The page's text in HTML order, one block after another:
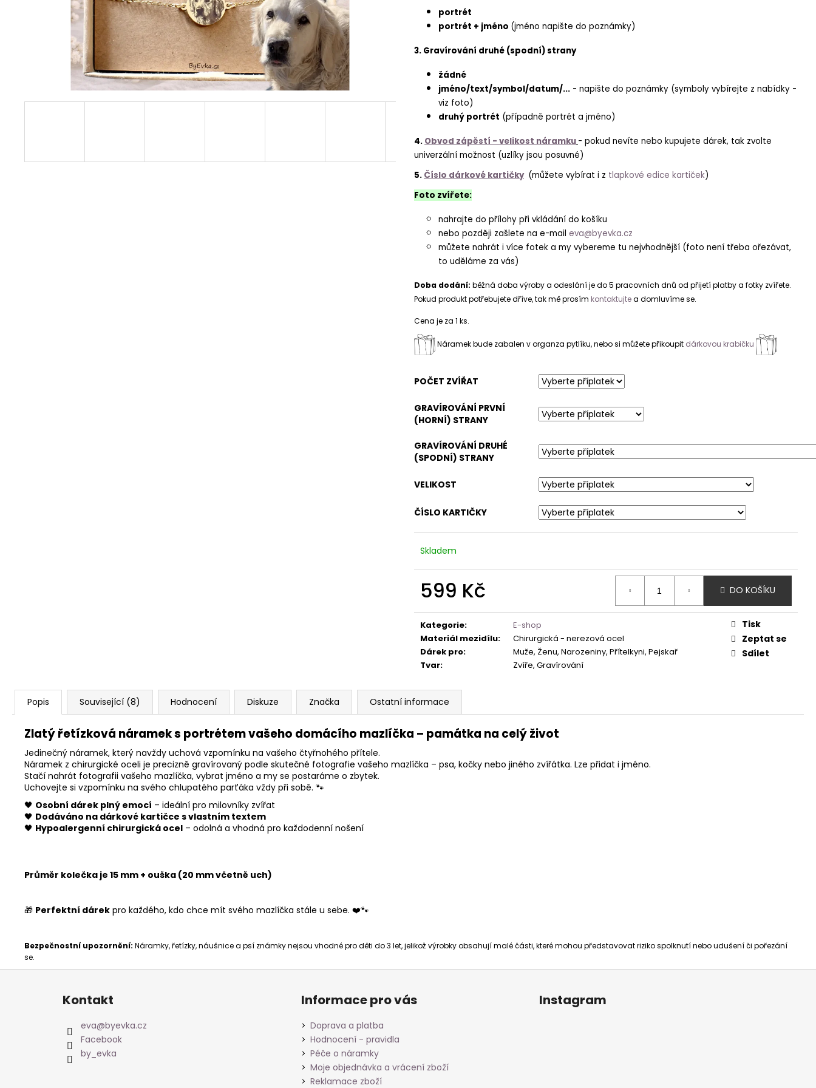
portrét
portrét + jméno (jméno napište do poznámky)
3. Gravírování druhé (spodní) strany
žádné
jméno/text/symbol/datum/... - napište do poznámky (symboly vybírejte z nabídky -
viz foto)
druhý portrét (případně portrét a jméno)
4. Obvod zápěstí - velikost náramku - pokud nevíte nebo kupujete dárek, tak zvolte
univerzální možnost (uzlíky jsou posuvné)
5. Číslo dárkové kartičky (můžete vybírat i z tlapkové edice kartiček)
Foto zvířete:
nahrajte do přílohy při vkládání do košíku
nebo později zašlete na e-mail eva@byevka.cz
můžete nahrát i více fotek a my vybereme tu nejvhodnější (foto není třeba ořezávat,
to uděláme za vás)
Doba dodání: běžná doba výroby a odeslání je do 5 pracovních dnů od přijetí platby a fotky zvířete.
Pokud produkt potřebujete dříve, tak mě prosím kontaktujtea domluvíme se.
Cena je za 1 ks.
Náramek bude zabalen v organza pytlíku, nebo si můžete přikoupit dárkovou krabičku
POČET ZVÍŘAT
GRAVÍROVÁNÍ PRVNÍ
(HORNÍ) STRANY
GRAVÍROVÁNÍ DRUHÉ
(SPODNÍ) STRANY
VELIKOST
ČÍSLO KARTIČKY
Skladem
599 Kč
cena:
DO KOŠÍKU
Kategorie:
E-shop
Materiál mezidílu:
Chirurgická - nerezová ocel
Dárek pro:
Muže, Ženu, Narozeniny, Přítelkyni, Pejskař
Tvar: Zvíře, Gravírování
Tisk
Zeptat se
Sdílet
Popis Související (8) Hodnocení Diskuze Značka Ostatní informace
Zlatý řetízková náramek s portrétem vašeho domácího mazlíčka – památka na celý život
Jedinečný náramek, který navždy uchová vzpomínku na vašeho čtyřnohého přítele.
Náramek z chirurgické oceli je precizně gravírovaný podle skutečné fotografie vašeho mazlíčka – psa, kočky nebo jiného zvířátka. Lze přidat i jméno.
Stačí nahrát fotografii vašeho mazlíčka, vybrat jméno a my se postaráme o zbytek.
Uchovejte si vzpomínku na svého chlupatého parťáka vždy při sobě. 🐾
🖤 Osobní dárek plný emocí – ideální pro milovníky zvířat
🖤 Dodáváno na dárkové kartičce s vlastním textem
🖤 Hypoalergenní chirurgická ocel – odolná a vhodná pro každodenní nošení
Průměr kolečka je 15 mm + ouška (20 mm včetně uch)
🎁 Perfektní dárek pro každého, kdo chce mít svého mazlíčka stále u sebe. ❤️🐾
Bezpečnostní upozornění: Náramky, řetízky, náušnice a psí známky nejsou vhodné pro děti do 3 let, jelikož výrobky obsahují malé části, které mohou představovat riziko spolknutí nebo udušení či pořezání
se.
Z
Kontakt
eva@byevka.cz
Facebook
by_evka
Informace pro vás
Doprava a platba
Hodnocení - pravidla
Péče o náramky
Moje objednávka a vrácení zboží
Reklamace zboží
Instagram